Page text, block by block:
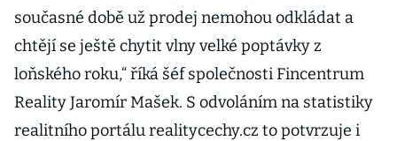
současné době už prodej nemohou odkládat a
chtějí se ještě chytit vlny velké poptávky z
loňského roku,“ říká šéf společnosti Fincentrum
Reality Jaromír Mašek. S odvoláním na statistiky
realitního portálu realitycechy.cz to potvrzuje i